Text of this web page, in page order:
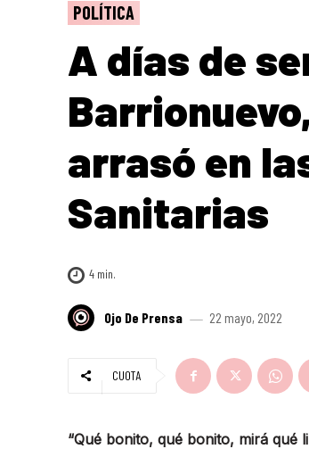
POLÍTICA
A días de
arrasó en
Sanitarias
4 min.
Ojo De Prensa 22 mayo, 2022
CUOTA
“Qué bonito, qué bonito, mirá qué